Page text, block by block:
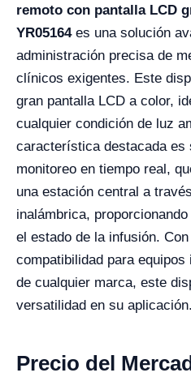
remoto con pantalla LCD
YR05164es una solución
administración precisa de
clínicos exigentes. Este
gran pantalla LCD a color,
cualquier condición de luz
característica destacada es
monitoreo en tiempo real,
una estación central a
inalámbrica,
el estado de la infusión.
compatibilidad para
de cualquier marca, este
versatilidad en su aplicación.
Precio del